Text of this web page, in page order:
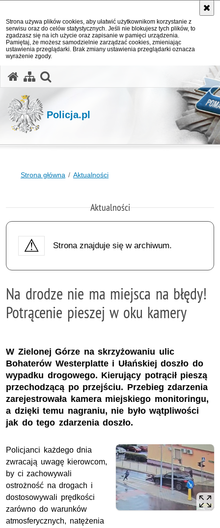
Strona używa plików cookies, aby ułatwić użytkownikom korzystanie z
serwisu oraz do celów statystycznych. Jeśli nie blokujesz tych plików, to
zgadzasz się na ich użycie oraz zapisanie w pamięci urządzenia.
Pamiętaj, że możesz samodzielnie zarządzać cookies, zmieniając
ustawienia przeglądarki. Brak zmiany ustawienia przeglądarki oznacza
wyrażenie zgody.
Policja.pl
Strona główna Aktualności
Aktualności
Strona znajduje się w archiwum.
Na drodze nie ma miejsca na błędy!
Potrącenie pieszej w oku kamery
W Zielonej Górze na skrzyżowaniu ulic
Bohaterów Westerplatte i Ułańskiej doszło do
wypadku drogowego. Kierujący potrącił pieszą
przechodzącą po przejściu. Przebieg zdarzenia
zarejestrowała kamera miejskiego monitoringu,
a dzięki temu nagraniu, nie było wątpliwości
jak do tego zdarzenia doszło.
Policjanci każdego dnia
zwracają uwagę kierowcom,
by ci zachowywali
ostrożność na drogach i
dostosowywali prędkości
zarówno do warunków
atmosferycznych, natężenia